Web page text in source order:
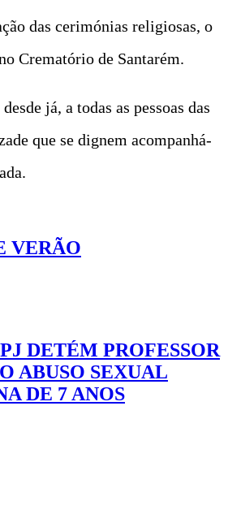
das cerimónias religiosas, o
Crematório de Santarém.
já, a todas as pessoas das
que se dignem acompanhá-
VERÃO
DETÉM PROFESSOR
ABUSO SEXUAL
DE 7 ANOS